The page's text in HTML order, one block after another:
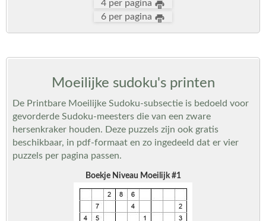
4 per pagina
6 per pagina
Moeilijke sudoku's printen
De Printbare Moeilijke Sudoku-subsectie is bedoeld voor
gevorderde Sudoku-meesters die van een zware
hersenkraker houden. Deze puzzels zijn ook gratis
beschikbaar, in pdf-formaat en zo ingedeeld dat er vier
puzzels per pagina passen.
Boekje Niveau Moeilijk #1